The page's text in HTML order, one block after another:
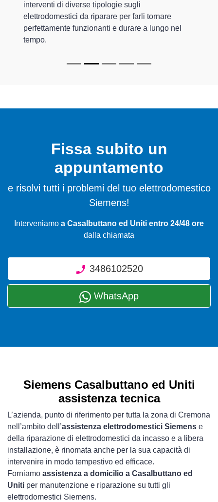
interventi di diverse tipologie sugli
elettrodomestici da riparare per farli tornare
perfettamente funzionanti e durare a lungo nel
tempo.
Fissa subito un
appuntamento
e risolvi tutti i problemi del tuo elettrodomestico
Siemens!
Interveniamo a Casalbuttano ed Uniti entro 24/48 ore
dalla chiamata
3486102520
WhatsApp
Siemens Casalbuttano ed Uniti
assistenza tecnica
L’azienda, punto di riferimento per tutta la zona di Cremona
nell’ambito dell’assistenza elettrodomestici Siemens e
della riparazione di elettrodomestici da incasso e a libera
installazione, è rinomata anche per la sua capacità di
intervenire in modo tempestivo ed efficace.
Forniamo assistenza a domicilio a Casalbuttano ed
Uniti per manutenzione e riparazione su tutti gli
elettrodomestici Siemens.